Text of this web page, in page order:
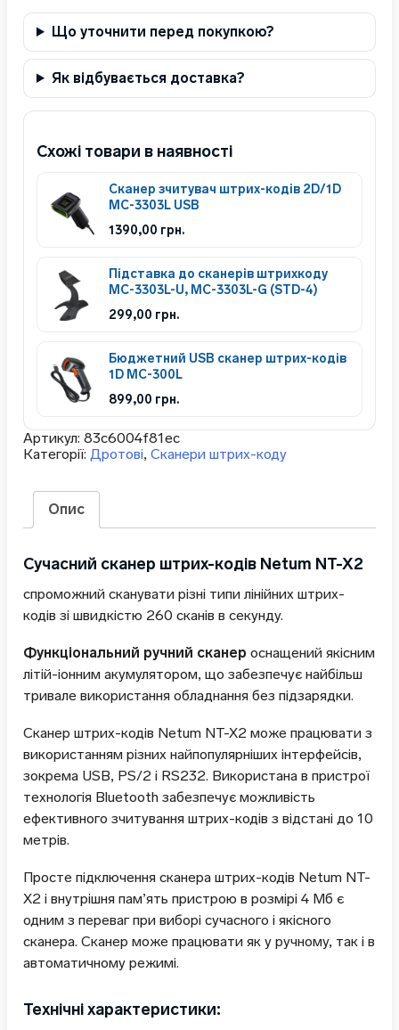
Що уточнити перед покупкою?
Як відбувається доставка?
Схожі товари в наявності
Сканер зчитувач штрих-кодів 2D/1D
MC-3303L USB
1390,00 грн.
Підставка до сканерів штрихкоду
MC-3303L-U, MC-3303L-G (STD-4)
299,00 грн.
Бюджетний USB сканер штрих-кодів
1D MC-300L
899,00 грн.
Артикул: 83c6004f81ec
Категорії: Дротові, Сканери штрих-коду
Опис
Сучасний сканер штрих-кодів Netum NT-X2
спроможний сканувати різні типи лінійних штрих-
кодів зі швидкістю 260 сканів в секунду.
Функціональний ручний сканер оснащений якісним
літій-іонним акумулятором, що забезпечує найбільш
тривале використання обладнання без підзарядки.
Сканер штрих-кодів Netum NT-X2 може працювати з
використанням різних найпопулярніших інтерфейсів,
зокрема USB, PS/2 і RS232. Використана в пристрої
технологія Bluetooth забезпечує можливість
ефективного зчитування штрих-кодів з відстані до 10
метрів.
Просте підключення сканера штрих-кодів Netum NT-
X2 і внутрішня пам’ять пристрою в розмірі 4 Мб є
одним з переваг при виборі сучасного і якісного
сканера. Сканер може працювати як у ручному, так і в
автоматичному режимі.
Технічні характеристики: